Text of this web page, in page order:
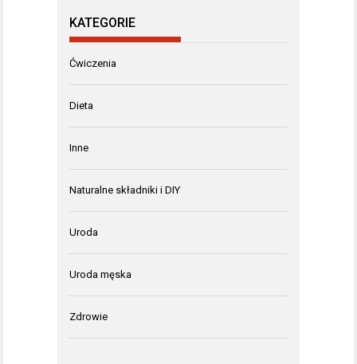
KATEGORIE
Ćwiczenia
Dieta
Inne
Naturalne składniki i DIY
Uroda
Uroda męska
Zdrowie